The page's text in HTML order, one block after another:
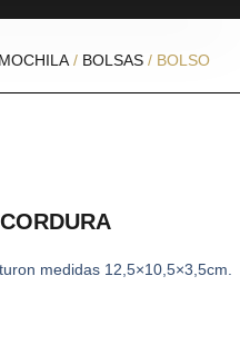
MOCHILA / BOLSAS / BOLSO
medidas 12,5×10,5×3,5cm.